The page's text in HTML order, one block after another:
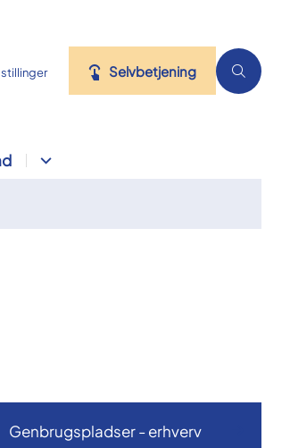
Selvbetjening
Genbrugspladser - erhverv